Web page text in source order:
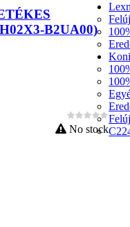
B2UA00)
No stock